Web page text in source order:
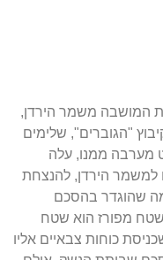
המושבה משמר הירדן,
"הגוברים", שלימים
מערבה ממנו, עלה
למשמר הירדן, להנצחת
מה שהוגדר בהסכם
שטח מפורז הוא שטח
כוחות צבאיים אליו